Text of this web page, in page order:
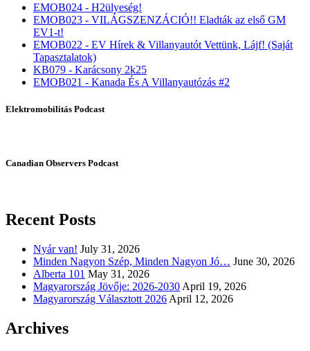
EMOB024 - H2ülyeség!
EMOB023 - VILÁGSZENZÁCIÓ!! Eladták az első GM
EV1-t!
EMOB022 - EV Hírek & Villanyautót Vettünk, Lájf! (Saját
Tapasztalatok)
KB079 - Karácsony 2k25
EMOB021 - Kanada És A Villanyautózás #2
Elektromobilitás Podcast
Canadian Observers Podcast
Recent Posts
Nyár van! July 31, 2026
Minden Nagyon Szép, Minden Nagyon Jó… June 30, 2026
Alberta 101 May 31, 2026
Magyarország Jövője: 2026-2030 April 19, 2026
Magyarország Választott 2026 April 12, 2026
Archives